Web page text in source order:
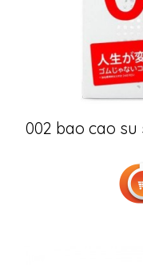
002 bao cao su